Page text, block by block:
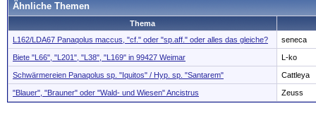
Ähnliche Themen
Thema
L162/LDA67 Panaqolus maccus, "cf." oder "sp.aff." oder alles das gleiche?
seneca
Biete "L66", "L201", "L38", "L169" in 99427 Weimar L-ko
Schwärmereien Panaqolus sp. "Iquitos" / Hyp. sp. "Santarem" Cattleya
"Blauer", "Brauner" oder "Wald- und Wiesen" Ancistrus Zeuss